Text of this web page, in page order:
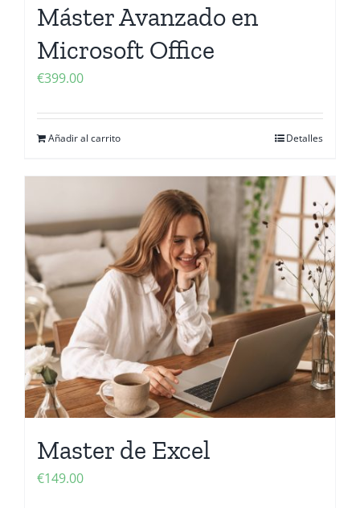
Máster Avanzado en
Microsoft Office
€399.00
Añadir al carrito Detalles
Master de Excel
€149.00